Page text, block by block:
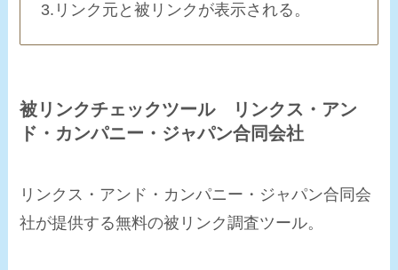
3.リンク元と被リンクが表示される。
被リンクチェックツール リンクス・アン
ド・カンパニー・ジャパン合同会社
リンクス・アンド・カンパニー・ジャパン合同会
社が提供する無料の被リンク調査ツール。